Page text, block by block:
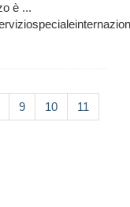
è ...
9 10 11